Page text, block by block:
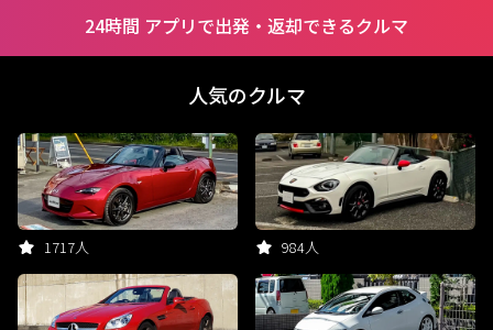
24時間 アプリで出発・返却できるクルマ
人気のクルマ
1717人 984人